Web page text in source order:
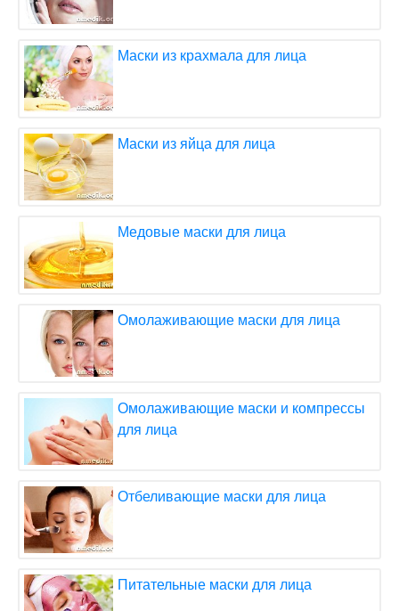
Маски из крахмала для лица
Маски из яйца для лица
Медовые маски для лица
Омолаживающие маски для лица
Омолаживающие маски и компрессы
для лица
Отбеливающие маски для лица
Питательные маски для лица